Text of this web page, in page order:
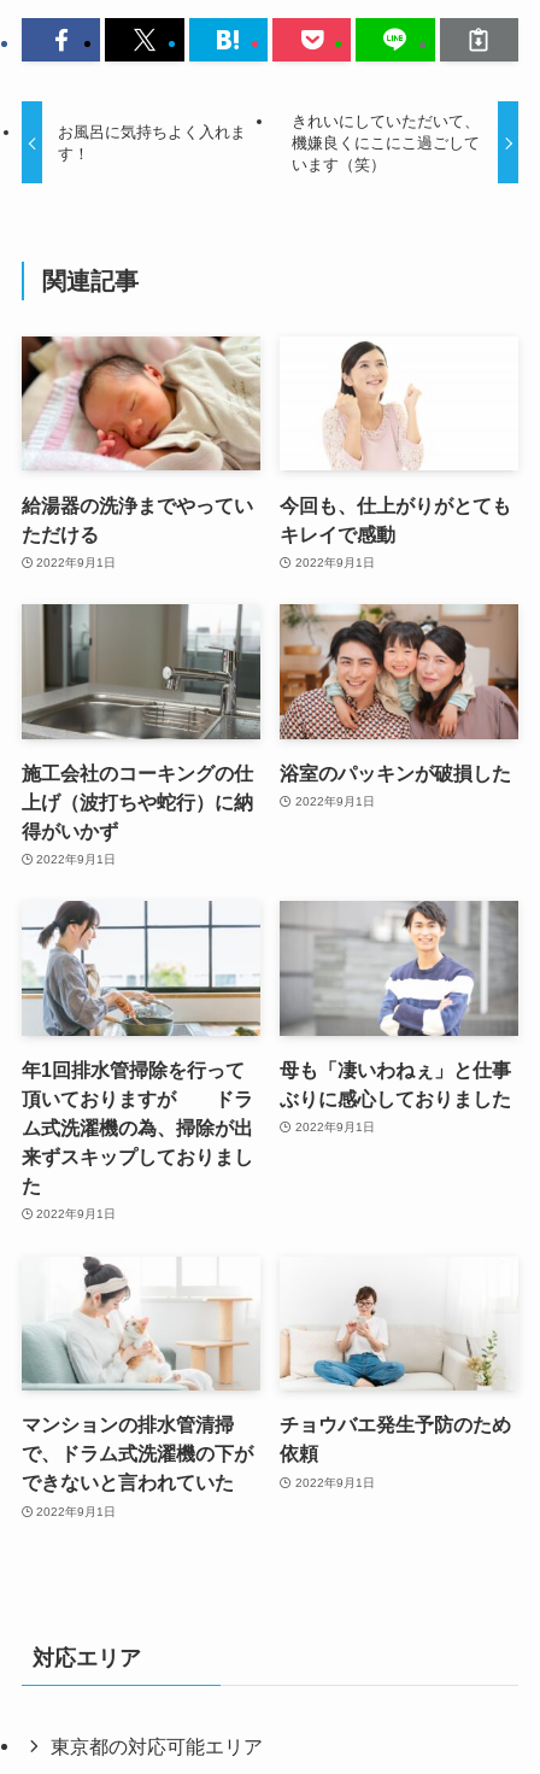
お風呂に気持ちよく入れま
す！
きれいにしていただいて、
機嫌良くにこにこ過ごして
います（笑）
関連記事
給湯器の洗浄までやってい
ただける
2022年9月1日
今回も、仕上がりがとても
キレイで感動
2022年9月1日
施工会社のコーキングの仕
上げ（波打ちや蛇行）に納
得がいかず
2022年9月1日
浴室のパッキンが破損した
2022年9月1日
年1回排水管掃除を行って
頂いておりますが ドラ
ム式洗濯機の為、掃除が出
来ずスキップしておりまし
た
2022年9月1日
母も「凄いわねぇ」と仕事
ぶりに感心しておりました
2022年9月1日
マンションの排水管清掃
で、ドラム式洗濯機の下が
できないと言われていた
2022年9月1日
チョウバエ発生予防のため
依頼
2022年9月1日
対応エリア
東京都の対応可能エリア